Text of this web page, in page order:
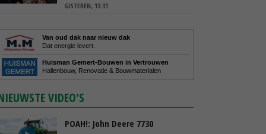
GISTEREN, 13:31
Van oud dak naar nieuw dak
Dat energie levert.
Huisman Gemert-Bouwen in Vertrouwen
Hallenbouw, Renovatie & Bouwmaterialen
VIDEO'S
POAH!: John Deere 7730